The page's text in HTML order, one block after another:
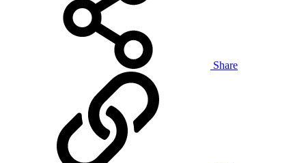
Share